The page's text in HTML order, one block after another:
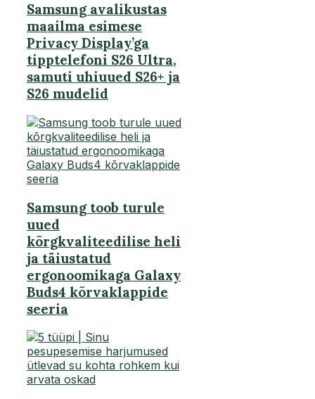
Samsung avalikustas
maailma esimese
Privacy Display’ga
tipptelefoni S26 Ultra,
samuti uhiuued S26+ ja
S26 mudelid
Samsung toob turule
uued
kõrgkvaliteedilise heli
ja täiustatud
ergonoomikaga Galaxy
Buds4 kõrvaklappide
seeria